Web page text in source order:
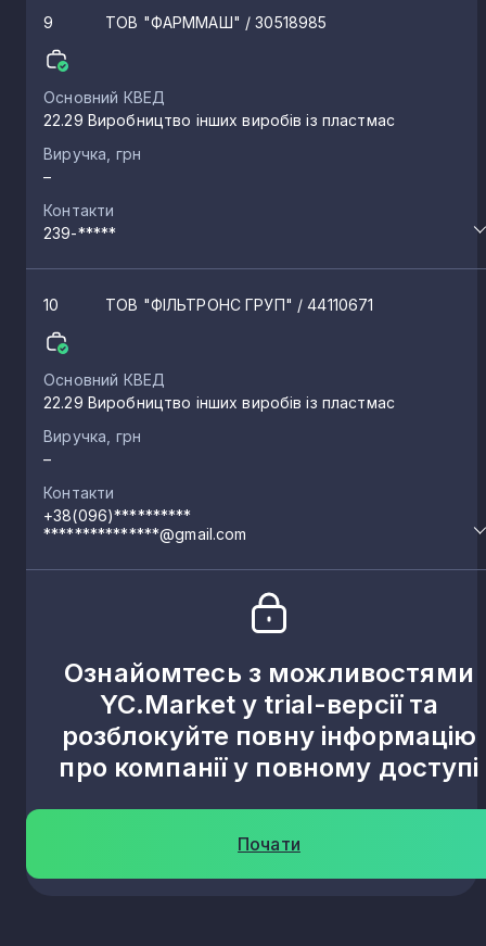
9 ТОВ "ФАРММАШ" / 30518985
Основний КВЕД
22.29 Виробництво інших виробів із пластмас
Виручка, грн
–
Контакти
239-*****
10 ТОВ "ФІЛЬТРОНС ГРУП" / 44110671
Основний КВЕД
22.29 Виробництво інших виробів із пластмас
Виручка, грн
–
Контакти
+38(096)**********
***************@gmail.com
Ознайомтесь з можливостями
YC.Market у trial-версії та
розблокуйте повну інформацію
про компанії у повному доступі
Почати